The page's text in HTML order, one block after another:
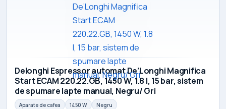
Delonghi Espressor automat De’Longhi Magnifica
Start ECAM 220.22.GB, 1450 W, 1.8 l, 15 bar, sistem
de spumare lapte manual, Negru/ Gri
Aparate de cafea 1450 W Negru